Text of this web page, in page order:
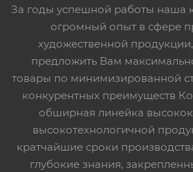
За годы успешной работы наша
огромный опыт в сфере
художественной
предложить Вам
товары по минимизированной
конкурентных преимуществ
обширная линейка
высокотехнологичной
кратчайшие сроки
глубокие знания,